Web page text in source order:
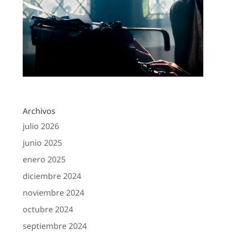
Archivos
julio 2026
junio 2025
enero 2025
diciembre 2024
noviembre 2024
octubre 2024
septiembre 2024